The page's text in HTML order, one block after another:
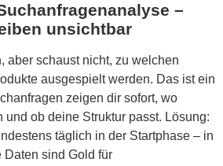
–
unsichtbar
aber schaust nicht, zu welchen
ausgespielt werden. Das ist ein
zeigen dir sofort, wo
und ob deine Struktur passt. Lösung:
täglich in der Startphase – in
sind Gold für